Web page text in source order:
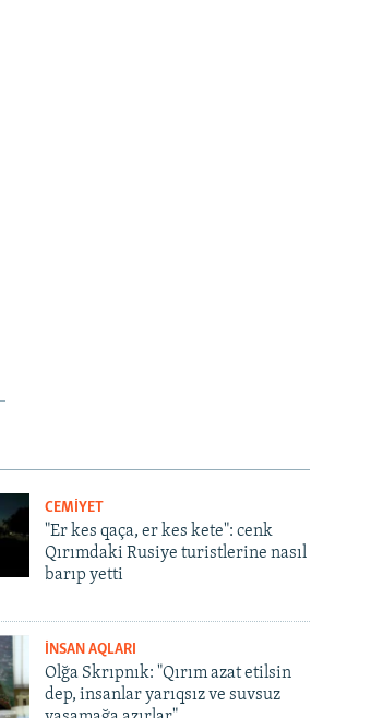
CEMİYET
"Er kes qaça, er kes kete": cenk
Qırımdaki Rusiye turistlerine nasıl
barıp yetti
İNSAN AQLARI
Olğa Skrıpnık: "Qırım azat etilsin
dep, insanlar yarıqsız ve suvsuz